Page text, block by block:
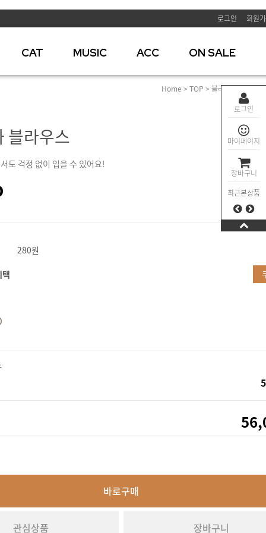
로그인
마이페이지
장바구니
최근본상품
로그인 회원
CAT MUSIC ACC ON SALE
Home > TOP > 블라우스> 코넬리
블라우스
도 걱정 없이 입을 수 있어요!
280원
택
바로구매
관심상품 장바구니